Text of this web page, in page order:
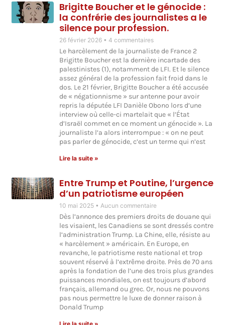
Brigitte Boucher et le génocide :
la confrérie des journalistes a le
silence pour profession.
26 février 2026 4 commentaires
Le harcèlement de la journaliste de France 2
Brigitte Boucher est la dernière incartade des
palestinistes (1), notamment de LFI. Et le silence
assez général de la profession fait froid dans le
dos. Le 21 février, Brigitte Boucher a été accusée
de « négationnisme » sur antenne pour avoir
repris la députée LFI Danièle Obono lors d’une
interview où celle-ci martelait que « l’État
d’Israël commet en ce moment un génocide ». La
journaliste l’a alors interrompue : « on ne peut
pas parler de génocide, c’est un terme qui n’est
Lire la suite »
Entre Trump et Poutine, l’urgence
d’un patriotisme européen
10 mai 2025 Aucun commentaire
Dès l’annonce des premiers droits de douane qui
les visaient, les Canadiens se sont dressés contre
l’administration Trump. La Chine, elle, résiste au
« harcèlement » américain. En Europe, en
revanche, le patriotisme reste national et trop
souvent réservé à l’extrême droite. Près de 70 ans
après la fondation de l’une des trois plus grandes
puissances mondiales, on est toujours d’abord
français, allemand ou grec. Or, nous ne pouvons
pas nous permettre le luxe de donner raison à
Donald Trump